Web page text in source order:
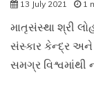
13 July 2021 1
માતૃસંસ્થા શ્રી
સંસ્કાર કેન્દ્ર અને
સમગ્ર વિશ્વમાંથી